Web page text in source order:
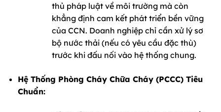
thủ pháp luật về môi trường mà còn
khẳng định cam kết phát triển bền vững
của CCN. Doanh nghiệp chỉ cần xử lý sơ
bộ nước thải (nếu có yêu cầu đặc thù)
trước khi đấu nối vào hệ thống chung.
Hệ Thống Phòng Cháy Chữa Cháy (PCCC) Tiêu
Chuẩn: